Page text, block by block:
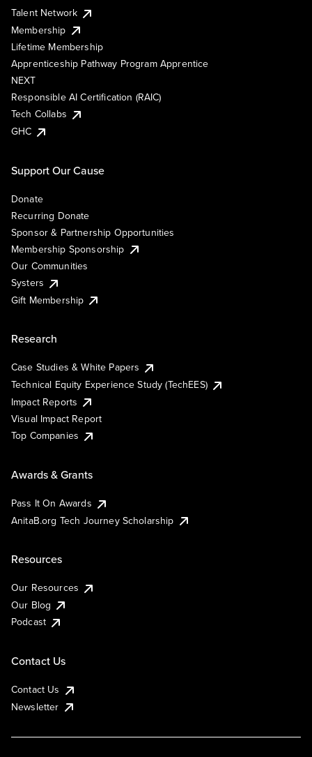
Talent Network
Membership
Lifetime Membership
Apprenticeship Pathway Program Apprentice
NEXT
Responsible AI Certification (RAIC)
Tech Collabs
GHC
Support Our Cause
Donate
Recurring Donate
Sponsor & Partnership Opportunities
Membership Sponsorship
Our Communities
Systers
Gift Membership
Research
Case Studies & White Papers
Technical Equity Experience Study (TechEES)
Impact Reports
Visual Impact Report
Top Companies
Awards & Grants
Pass It On Awards
AnitaB.org Tech Journey Scholarship
Resources
Our Resources
Our Blog
Podcast
Contact Us
Contact Us
Newsletter